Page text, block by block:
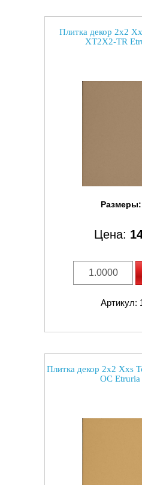
Плитка декор 2x2
XT2X2-TR
Размеры:
Цена:
Артикул:
Плитка декор 2x2 Xxs
OC Etruria